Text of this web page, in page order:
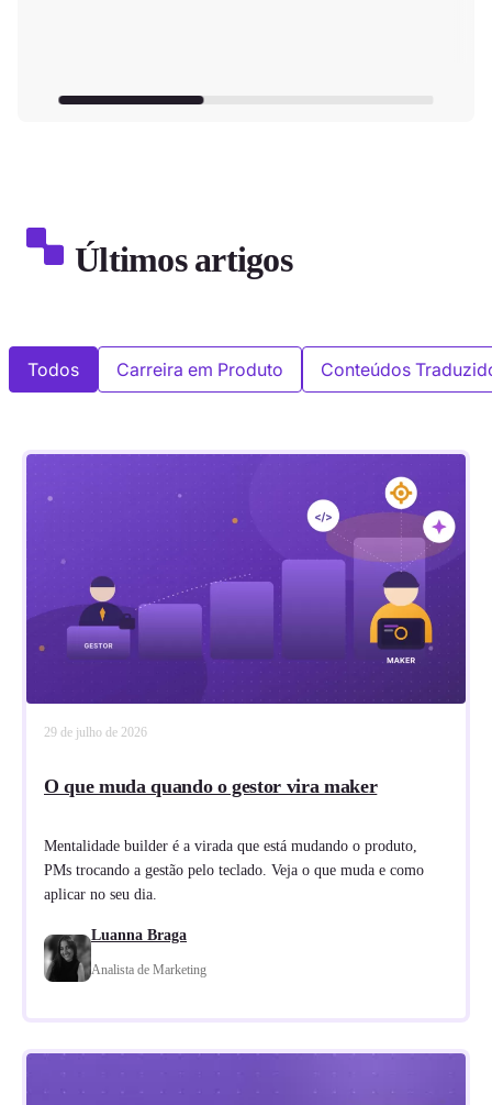
Últimos artigos
Todos Carreira em Produto Conteúdos
29 de julho de 2026
O que muda quando o gestor vira maker
Mentalidade builder é a virada que está mudando o produto,
PMs trocando a gestão pelo teclado. Veja o que muda e como
aplicar no seu dia.
Luanna Braga
Analista de Marketing